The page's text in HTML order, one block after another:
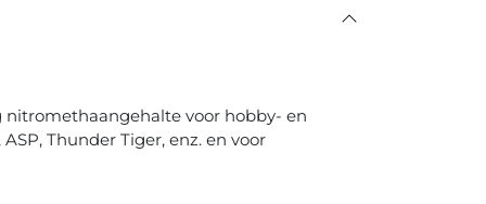
nitromethaangehalte voor hobby- en
Thunder Tiger, enz. en voor